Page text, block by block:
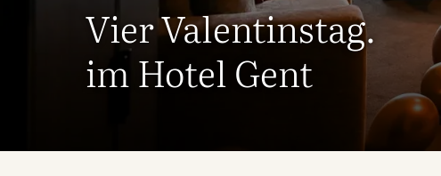
Vier Valentinstag.
im Hotel Gent